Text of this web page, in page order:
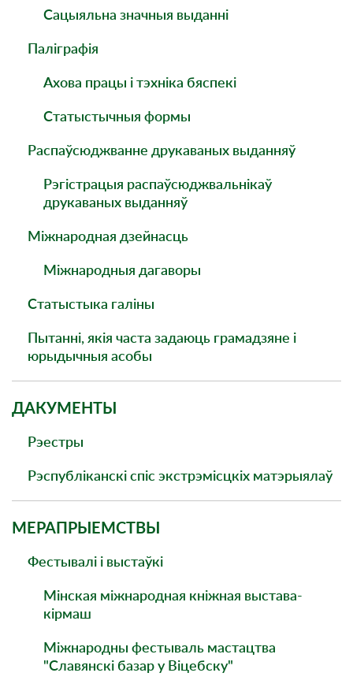
Сацыяльна значныя выданнi
Паліграфія
Ахова працы і тэхніка бяспекі
Статыстычныя формы
Распаўсюджванне друкаваных выданняў
Рэгістрацыя распаўсюджвальнікаў
друкаваных выданняў
Міжнародная дзейнасць
Міжнародныя дагаворы
Статыстыка галіны
Пытанні, якія часта задаюць грамадзяне і
юрыдычныя асобы
ДАКУМЕНТЫ
Рэестры
Рэспубліканскі спіс экстрэмісцкіх матэрыялаў
МЕРАПРЫЕМСТВЫ
Фестывалі і выстаўкі
Мінская міжнародная кніжная выстава-
кірмаш
Міжнародны фестываль мастацтва
"Славянскі базар у Віцебску"